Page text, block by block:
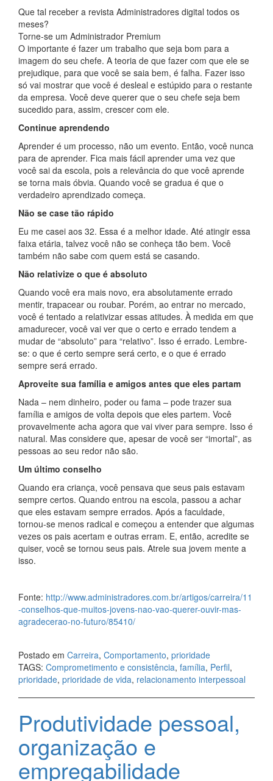
Que tal receber a revista Administradores digital todos os
meses?
Torne-se um Administrador Premium
O importante é fazer um trabalho que seja bom para a
imagem do seu chefe. A teoria de que fazer com que ele se
prejudique, para que você se saia bem, é falha. Fazer isso
só vai mostrar que você é desleal e estúpido para o restante
da empresa. Você deve querer que o seu chefe seja bem
sucedido para, assim, crescer com ele.
Continue aprendendo
Aprender é um processo, não um evento. Então, você nunca
para de aprender. Fica mais fácil aprender uma vez que
você sai da escola, pois a relevância do que você aprende
se torna mais óbvia. Quando você se gradua é que o
verdadeiro aprendizado começa.
Não se case tão rápido
Eu me casei aos 32. Essa é a melhor idade. Até atingir essa
faixa etária, talvez você não se conheça tão bem. Você
também não sabe com quem está se casando.
Não relativize o que é absoluto
Quando você era mais novo, era absolutamente errado
mentir, trapacear ou roubar. Porém, ao entrar no mercado,
você é tentado a relativizar essas atitudes. À medida em que
amadurecer, você vai ver que o certo e errado tendem a
mudar de “absoluto” para “relativo”. Isso é errado. Lembre-
se: o que é certo sempre será certo, e o que é errado
sempre será errado.
Aproveite sua família e amigos antes que eles partam
Nada – nem dinheiro, poder ou fama – pode trazer sua
família e amigos de volta depois que eles partem. Você
provavelmente acha agora que vai viver para sempre. Isso é
natural. Mas considere que, apesar de você ser “imortal”, as
pessoas ao seu redor não são.
Um último conselho
Quando era criança, você pensava que seus pais estavam
sempre certos. Quando entrou na escola, passou a achar
que eles estavam sempre errados. Após a faculdade,
tornou-se menos radical e começou a entender que algumas
vezes os pais acertam e outras erram. E, então, acredite se
quiser, você se tornou seus pais. Atrele sua jovem mente a
isso.
Fonte: http://www.administradores.com.br/artigos/carreira/11
-conselhos-que-muitos-jovens-nao-vao-querer-ouvir-mas-
agradecerao-no-futuro/85410/
Postado em Carreira, Comportamento, prioridade
TAGS: Comprometimento e consistência, família, Perfil,
prioridade, prioridade de vida, relacionamento interpessoal
Produtividade pessoal,
organização e
empregabilidade